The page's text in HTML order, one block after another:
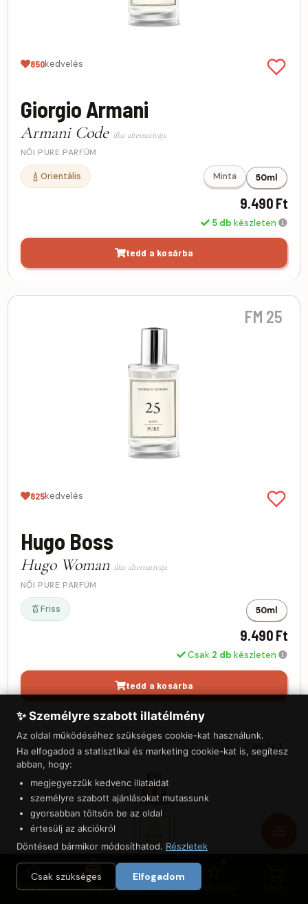
850kedvelés
Giorgio Armani
Armani Code illat alternatívája
NŐI PURE PARFÜM
Orientális Minta 50ml
9.490 Ft
5 db készleten
tedd a kosárba
FM 25
825kedvelés
Hugo Boss
Hugo Woman illat alternatívája
NŐI PURE PARFÜM
Friss 50ml
9.490 Ft
Csak 2 db készleten
tedd a kosárba
FM 141
✨ Személyre szabott illatélmény
Az oldal működéséhez szükséges cookie-kat használunk.
Ha elfogadod a statisztikai és marketing cookie-kat is, segítesz
abban, hogy:
megjegyezzük kedvenc illataidat
személyre szabott ajánlásokat mutassunk
gyorsabban töltsön be az oldal
értesülj az akciókról
Döntésed bármikor módosíthatod. Részletek
Csak szükséges Elfogadom
Főoldal Shop Vélemények